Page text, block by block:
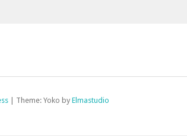
Theme: Yoko by Elmastudio